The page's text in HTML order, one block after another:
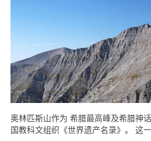
奥林匹斯山作为 希腊最高峰及希腊神
国教科文组织《世界遗产名录》。 这